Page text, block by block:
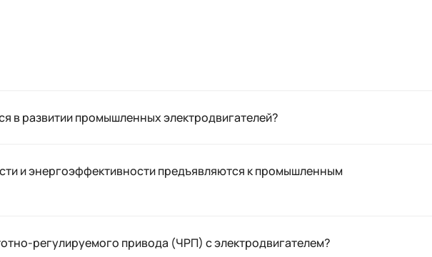
в развитии промышленных электродвигателей?
и энергоэффективности предъявляются к промышленным
регулируемого привода (ЧРП) с электродвигателем?